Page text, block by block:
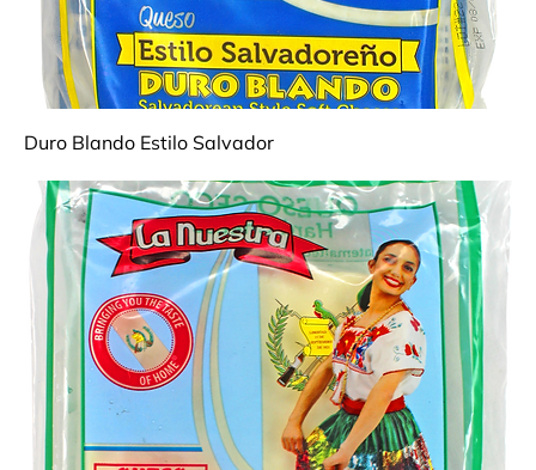
Duro Blando Estilo Salvador